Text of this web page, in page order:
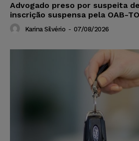
Advogado preso por suspeita
inscrição suspensa pela OAB-TO
Karina Silvério - 07/08/2026